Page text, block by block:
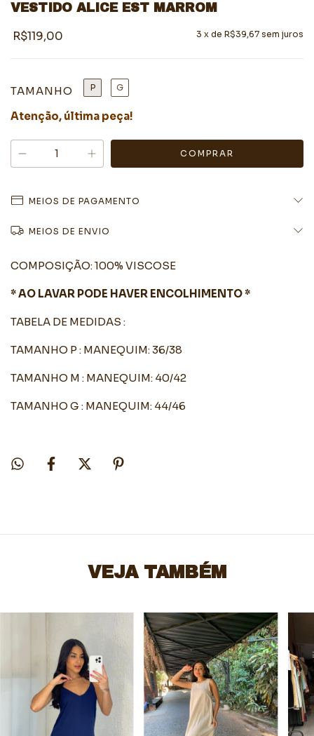
VESTIDO ALICE EST MARROM
R$119,00 3 x de R$39,67 sem juros
TAMANHO P G
Atenção, última peça!
MEIOS DE PAGAMENTO
MEIOS DE ENVIO
COMPOSIÇÃO: 100% VISCOSE
* AO LAVAR PODE HAVER ENCOLHIMENTO *
TABELA DE MEDIDAS :
TAMANHO P : MANEQUIM: 36/38
TAMANHO M : MANEQUIM: 40/42
TAMANHO G : MANEQUIM: 44/46
VEJA TAMBÉM